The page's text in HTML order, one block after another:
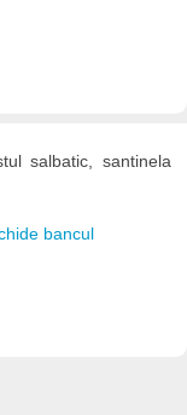
salbatic, santinela
bancul